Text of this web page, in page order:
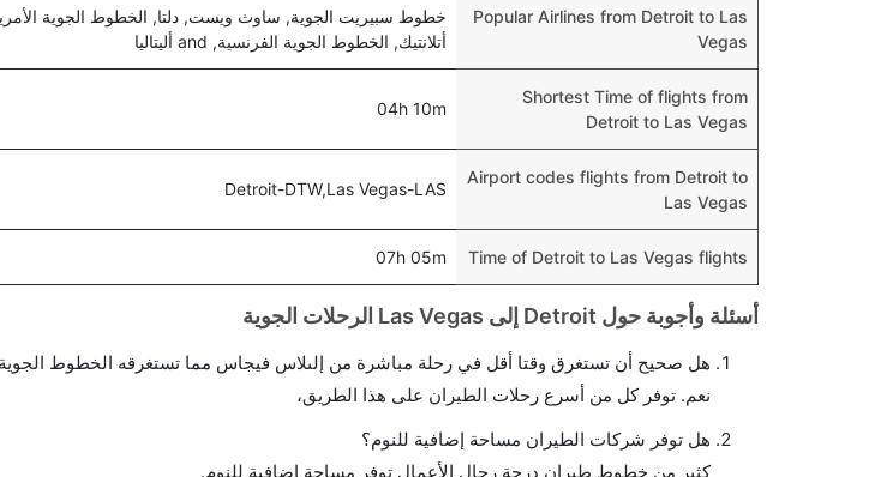
Popular Airlines from Detroit to Las
Vegas
خطوط سبيريت الجوية, ساوث ويست, دلتا, الخطوط الجوية
أتلانتيك, الخطوط الجوية الفرنسية, and أليتاليا
Shortest Time of flights from
Detroit to Las Vegas
04h 10m
Airport codes flights from Detroit to
Las Vegas
Detroit-DTW,Las Vegas-LAS
Time of Detroit to Las Vegas flights
07h 05m
أسئلة وأجوبة حول Detroit إلى Las Vegas الرحلات الجوية
هل صحيح أن تستغرق وقتا أقل في رحلة مباشرة من إلىلاس فيجاس مما تستغرقه الخطوط
نعم. توفر كل من أسرع رحلات الطيران على هذا الطريق،
هل توفر شركات الطيران مساحة إضافية للنوم؟
كثير من خطوط طيران درجة رجال الأعمال توفر مساحة إضافية للنوم.